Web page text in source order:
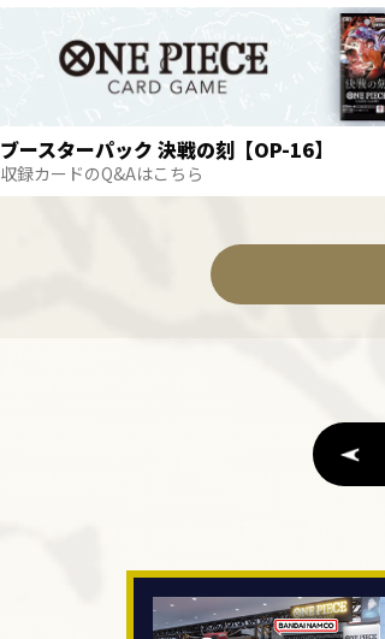
ブースターパック 決戦の刻【OP-16】
収録カードのQ&Aはこちら